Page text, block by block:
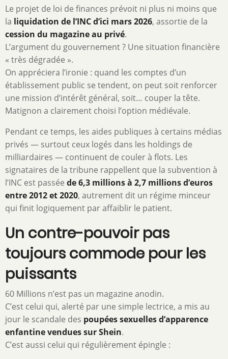
Le projet de loi de finances prévoit ni plus ni moins que
la liquidation de l’INC d’ici mars 2026, assortie de la
cession du magazine au privé.
L’argument du gouvernement ? Une situation financière
« très dégradée ».
On appréciera l’ironie : quand les comptes d’un
établissement public se tendent, on peut soit renforcer
une mission d’intérêt général, soit… couper la tête.
Matignon a clairement choisi l’option médiévale.
Pendant ce temps, les aides publiques à certains médias
privés — surtout ceux logés dans les holdings de
milliardaires — continuent de couler à flots. Les
signataires de la tribune rappellent que la subvention à
l’INC est passée de 6,3 millions à 2,7 millions d’euros
entre 2012 et 2020, autrement dit un régime minceur
qui finit logiquement par affaiblir le patient.
Un contre-pouvoir pas
toujours commode pour les
puissants
60 Millions n’est pas un magazine anodin.
C’est celui qui, alerté par une simple lectrice, a mis au
jour le scandale des poupées sexuelles d’apparence
enfantine vendues sur Shein.
C’est aussi celui qui régulièrement épingle :